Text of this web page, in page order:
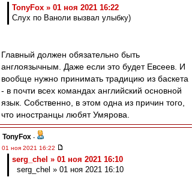
TonyFox » 01 ноя 2021 16:22
Слух по Ваноли вызвал улыбку)
Главный должен обязательно быть
англоязычным. Даже если это будет Евсеев. И
вообще нужно принимать традицию из баскета
- в почти всех командах английский основной
язык. Собственно, в этом одна из причин того,
что иностранцы любят Умярова.
TonyFox -
01 ноя 2021 16:22
serg_chel » 01 ноя 2021 16:10
serg_chel » 01 ноя 2021 16:10